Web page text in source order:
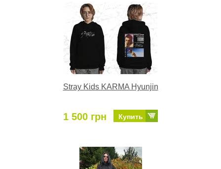
Stray Kids KARMA Hyunjin
1 500 грн Купить